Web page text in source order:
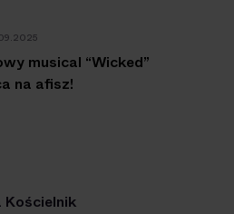
musical “Wicked”
na afisz!